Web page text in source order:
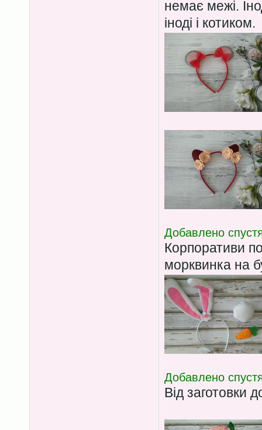
немає межі.
іноді і котиком.
Добавлено
Корпоративи
морквинка на
Добавлено
Від заготовки